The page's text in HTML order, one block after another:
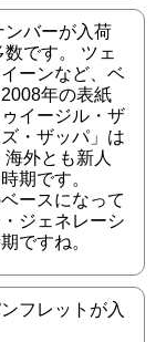
ンバーが入荷
です。 ツェ
ーンなど、ベ
年の表紙
イージル・ザ
・ザッパ」は
外とも新人
期です。
ースになって
ジェネレーシ
ですね。
フレットが入